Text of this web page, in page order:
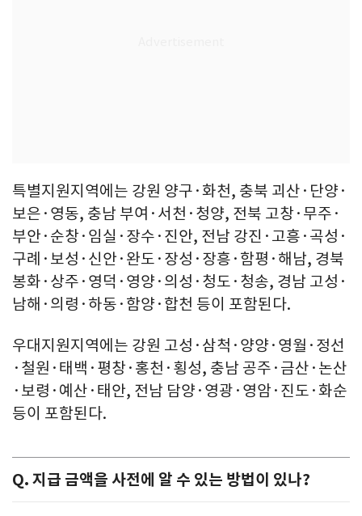
특별지원지역에는 강원 양구·화천, 충북 괴산·단양·
보은·영동, 충남 부여·서천·청양, 전북 고창·무주·
부안·순창·임실·장수·진안, 전남 강진·고흥·곡성·
구례·보성·신안·완도·장성·장흥·함평·해남, 경북
봉화·상주·영덕·영양·의성·청도·청송, 경남 고성·
남해·의령·하동·함양·합천 등이 포함된다.
우대지원지역에는 강원 고성·삼척·양양·영월·정선
·철원·태백·평창·홍천·횡성, 충남 공주·금산·논산
·보령·예산·태안, 전남 담양·영광·영암·진도·화순
등이 포함된다.
Q. 지급 금액을 사전에 알 수 있는 방법이 있나?